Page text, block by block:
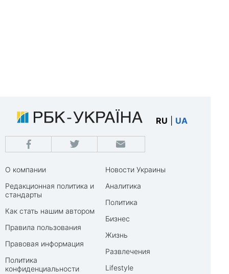
RU UA
О компании
Редакционная политика и
стандарты
Как стать нашим автором
Правила пользования
Правовая информация
Политика
конфиденциальности
Новости Украины
Аналитика
Политика
Бизнес
Жизнь
Развлечения
Lifestyle